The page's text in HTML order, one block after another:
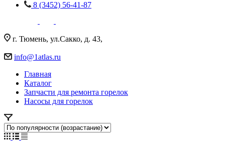
8 (3452) 56-41-87
г. Тюмень, ул.Сакко, д. 43,
info@1atlas.ru
Главная
Каталог
Запчасти для ремонта горелок
Насосы для горелок